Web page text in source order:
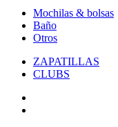
Mochilas & bolsas
Baño
Otros
ZAPATILLAS
CLUBS